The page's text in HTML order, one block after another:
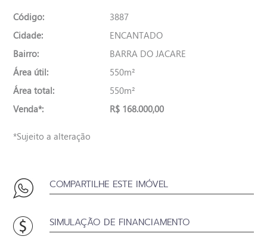
Código:
3887
Cidade:
ENCANTADO
Bairro:
BARRA DO JACARE
Área útil:
550m²
Área total:
550m²
Venda*:
R$ 168.000,00
*Sujeito a alteração
COMPARTILHE ESTE IMÓVEL
SIMULAÇÃO DE FINANCIAMENTO